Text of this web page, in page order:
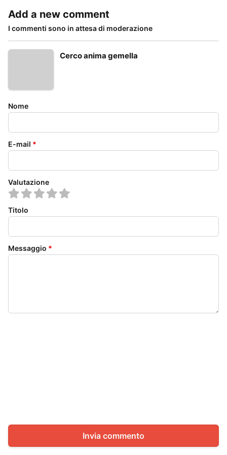
Add a new comment
I commenti sono in attesa di moderazione
Cerco anima gemella
Nome
E-mail *
Valutazione
Titolo
Messaggio *
Invia commento